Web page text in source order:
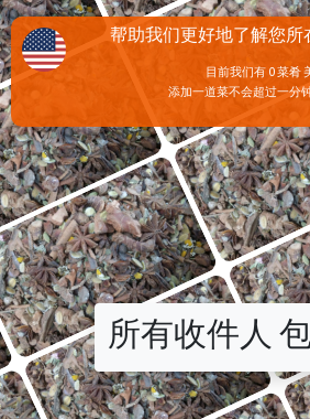
所有收件人
帮助我们更好地了解您所
目前我们有 0 菜肴
添加一道菜不会超过一分钟